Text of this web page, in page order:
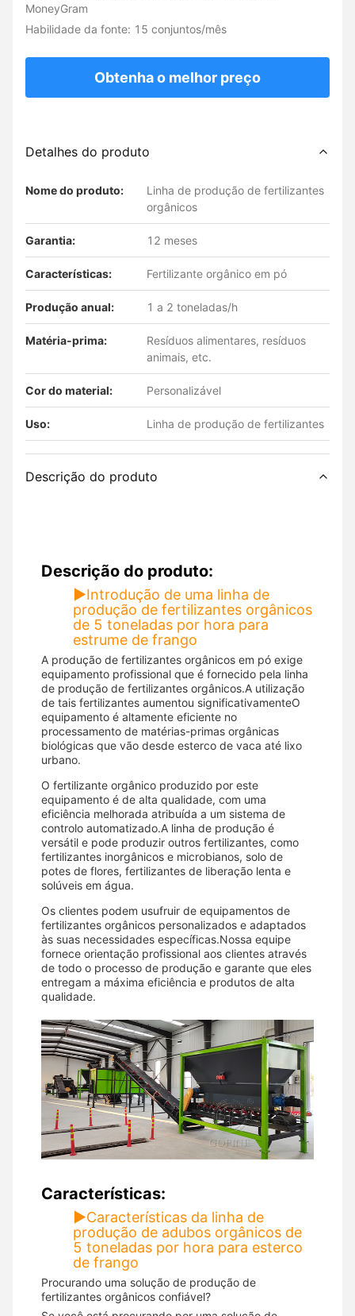
MoneyGram
Habilidade da fonte: 15 conjuntos/mês
Obtenha o melhor preço
Detalhes do produto
Nome do produto:
Linha de produção de fertilizantes
orgânicos
Garantia: 12 meses
Características: Fertilizante orgânico em pó
Produção anual: 1 a 2 toneladas/h
Matéria-prima:
Resíduos alimentares, resíduos
animais, etc.
Cor do material: Personalizável
Uso: Linha de produção de fertilizantes
Descrição do produto
Descrição do produto:
▶Introdução de uma linha de
produção de fertilizantes orgânicos
de 5 toneladas por hora para
estrume de frango
A produção de fertilizantes orgânicos em pó exige
equipamento profissional que é fornecido pela linha
de produção de fertilizantes orgânicos.A utilização
de tais fertilizantes aumentou significativamenteO
equipamento é altamente eficiente no
processamento de matérias-primas orgânicas
biológicas que vão desde esterco de vaca até lixo
urbano.
O fertilizante orgânico produzido por este
equipamento é de alta qualidade, com uma
eficiência melhorada atribuída a um sistema de
controlo automatizado.A linha de produção é
versátil e pode produzir outros fertilizantes, como
fertilizantes inorgânicos e microbianos, solo de
potes de flores, fertilizantes de liberação lenta e
solúveis em água.
Os clientes podem usufruir de equipamentos de
fertilizantes orgânicos personalizados e adaptados
às suas necessidades específicas.Nossa equipe
fornece orientação profissional aos clientes através
de todo o processo de produção e garante que eles
entregam a máxima eficiência e produtos de alta
qualidade.
Características:
▶Características da linha de
produção de adubos orgânicos de
5 toneladas por hora para esterco
de frango
Procurando uma solução de produção de
fertilizantes orgânicos confiável?